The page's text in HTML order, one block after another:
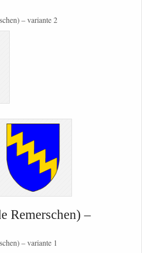
– variante 2
Remerschen) –
– variante 1